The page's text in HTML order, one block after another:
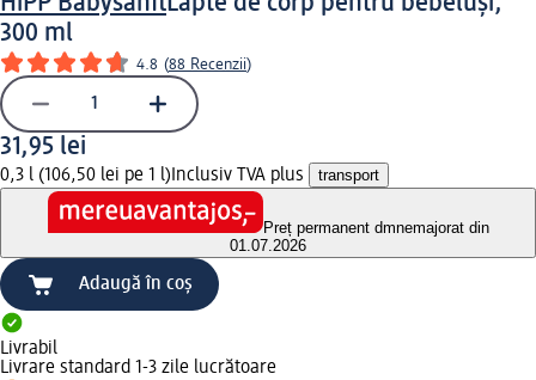
300 ml
4.8 (88 Recenzii)
31,95 lei
0,3 l (106,50 lei pe 1 l) Inclusiv TVA plus transport
Preț permanent dmnemajorat din
01.07.2026
Adaugă în coș
Livrabil
Livrare standard 1-3 zile lucrătoare